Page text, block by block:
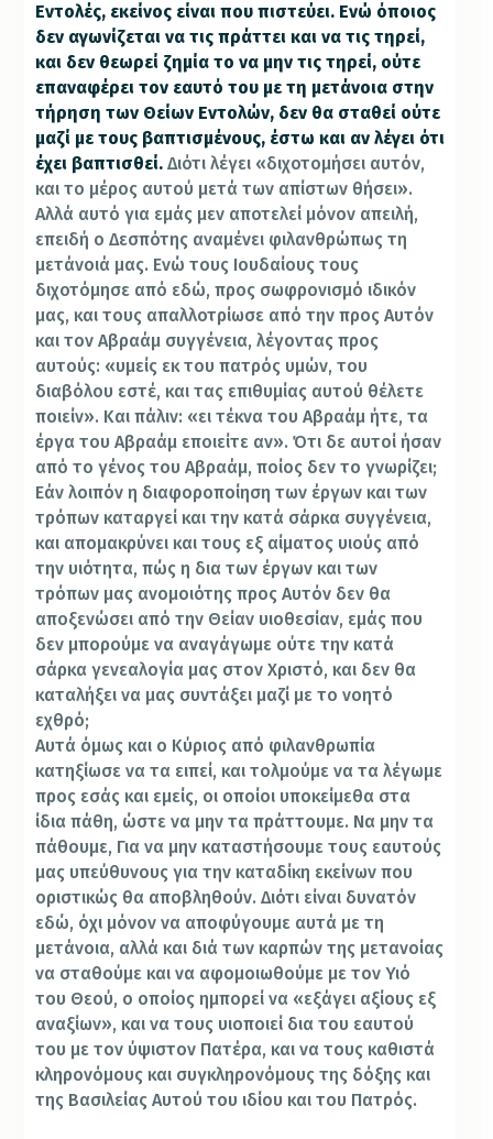
Εντολές, εκείνος είναι που πιστεύει. Ενώ όποιος
δεν αγωνίζεται να τις πράττει και να τις τηρεί,
και δεν θεωρεί ζημία το να μην τις τηρεί, ούτε
επαναφέρει τον εαυτό του με τη μετάνοια στην
τήρηση των Θείων Εντολών, δεν θα σταθεί ούτε
μαζί με τους βαπτισμένους, έστω και αν λέγει ότι
έχει βαπτισθεί. Διότι λέγει «διχοτομήσει αυτόν,
και το μέρος αυτού μετά των απίστων θήσει».
Αλλά αυτό για εμάς μεν αποτελεί μόνον απειλή,
επειδή ο Δεσπότης αναμένει φιλανθρώπως τη
μετάνοιά μας. Ενώ τους Ιουδαίους τους
διχοτόμησε από εδώ, προς σωφρονισμό ιδικόν
μας, και τους απαλλοτρίωσε από την προς Αυτόν
και τον Αβραάμ συγγένεια, λέγοντας προς
αυτούς: «υμείς εκ του πατρός υμών, του
διαβόλου εστέ, και τας επιθυμίας αυτού θέλετε
ποιείν». Και πάλιν: «ει τέκνα του Αβραάμ ήτε, τα
έργα του Αβραάμ εποιείτε αν». Ότι δε αυτοί ήσαν
από το γένος του Αβραάμ, ποίος δεν το γνωρίζει;
Εάν λοιπόν η διαφοροποίηση των έργων και των
τρόπων καταργεί και την κατά σάρκα συγγένεια,
και απομακρύνει και τους εξ αίματος υιούς από
την υιότητα, πώς η δια των έργων και των
τρόπων μας ανομοιότης προς Αυτόν δεν θα
αποξενώσει από την Θείαν υιοθεσίαν, εμάς που
δεν μπορούμε να αναγάγωμε ούτε την κατά
σάρκα γενεαλογία μας στον Χριστό, και δεν θα
καταλήξει να μας συντάξει μαζί με το νοητό
εχθρό;
Αυτά όμως και ο Κύριος από φιλανθρωπία
κατηξίωσε να τα ειπεί, και τολμούμε να τα λέγωμε
προς εσάς και εμείς, οι οποίοι υποκείμεθα στα
ίδια πάθη, ώστε να μην τα πράττουμε. Να μην τα
πάθουμε, Για να μην καταστήσουμε τους εαυτούς
μας υπεύθυνους για την καταδίκη εκείνων που
οριστικώς θα αποβληθούν. Διότι είναι δυνατόν
εδώ, όχι μόνον να αποφύγουμε αυτά με τη
μετάνοια, αλλά και διά των καρπών της μετανοίας
να σταθούμε και να αφομοιωθούμε με τον Υιό
του Θεού, ο οποίος ημπορεί να «εξάγει αξίους εξ
αναξίων», και να τους υιοποιεί δια του εαυτού
του με τον ύψιστον Πατέρα, και να τους καθιστά
κληρονόμους και συγκληρονόμους της δόξης και
της Βασιλείας Αυτού του ιδίου και του Πατρός.